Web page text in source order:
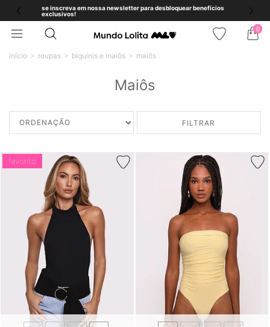
se inscreva em nossa newsletter para desbloquear benefícios
exclusivos!
0
início roupas biquínis e maiôs maiôs
Maiôs
FILTRAR
favorito